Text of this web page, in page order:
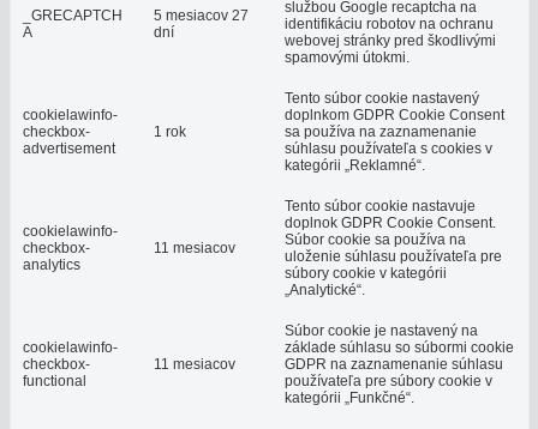
_GRECAPTCH
A
5 mesiacov 27
dní
službou Google recaptcha na
identifikáciu robotov na ochranu
webovej stránky pred škodlivými
spamovými útokmi.
cookielawinfo-
checkbox-
advertisement
1 rok
Tento súbor cookie nastavený
doplnkom GDPR Cookie Consent
sa používa na zaznamenanie
súhlasu používateľa s cookies v
kategórii „Reklamné“.
cookielawinfo-
checkbox-
analytics
11 mesiacov
Tento súbor cookie nastavuje
doplnok GDPR Cookie Consent.
Súbor cookie sa používa na
uloženie súhlasu používateľa pre
súbory cookie v kategórii
„Analytické“.
cookielawinfo-
checkbox-
functional
11 mesiacov
Súbor cookie je nastavený na
základe súhlasu so súbormi cookie
GDPR na zaznamenanie súhlasu
používateľa pre súbory cookie v
kategórii „Funkčné“.